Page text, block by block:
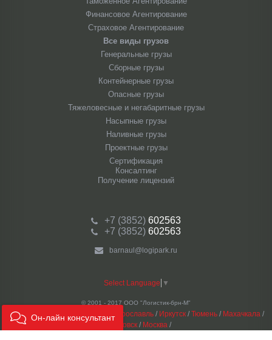
Финансовое Агентирование
Страховое Агентирование
Все виды грузов
Генеральные грузы
Сборные грузы
Контейнерные грузы
Опасные грузы
Тяжеловесные и негабаритные грузы
Насыпные грузы
Наливные грузы
Проектные грузы
Сертификация
Консалтинг
Получение лицензий
+7 (3852)602563
+7 (3852)602563
barnaul@logipark.ru
Select Language ▼
© 2001 - 2017 ООО "Логистик-брн-М"
Наши филиалы: Ярославль / Иркутск / Тюмень / Махачкала /
Хабаровск / Москва /
Он-лайн консультант